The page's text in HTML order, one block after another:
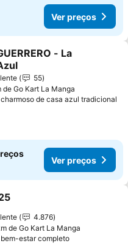
Ver preços
aos favoritos
- La
55
de Go Kart La Manga
de casa azul tradicional
Ver preços
aos favoritos
4.876
de Go Kart La Manga
estar completoVer preços